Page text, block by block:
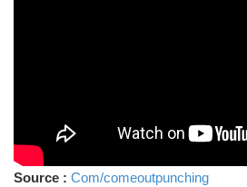
Source : Com/comeoutpunching